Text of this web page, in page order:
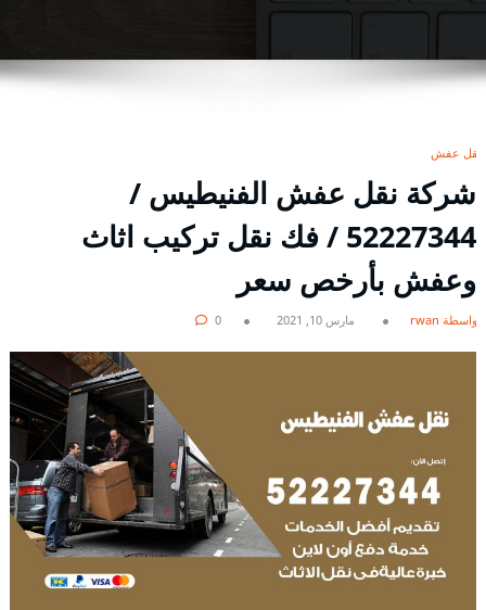
نقل عفش
شركة نقل عفش الفنيطيس /
52227344 / فك نقل تركيب اثاث
وعفش بأرخص سعر
بواسطة rwan مارس 10, 2021 0